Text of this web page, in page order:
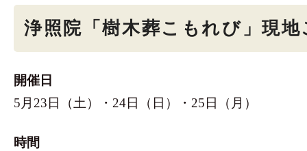
浄照院「樹木葬こもれび」現地
開催日
5月23日（土）・24日（日）・25日（月）
時間